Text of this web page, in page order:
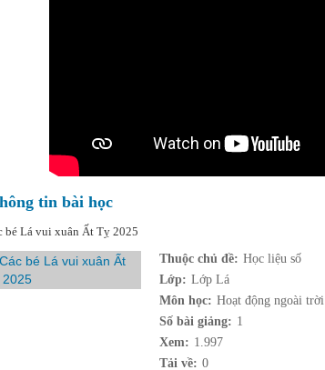
tin bài học
bé Lá vui xuân Ất Tỵ 2025
Thuộc chủ đề: Học liệu số
Lớp: Lớp Lá
Môn học: Hoạt động ngoài trời
Số bài giảng: 1
Xem: 1.997
Tải về: 0